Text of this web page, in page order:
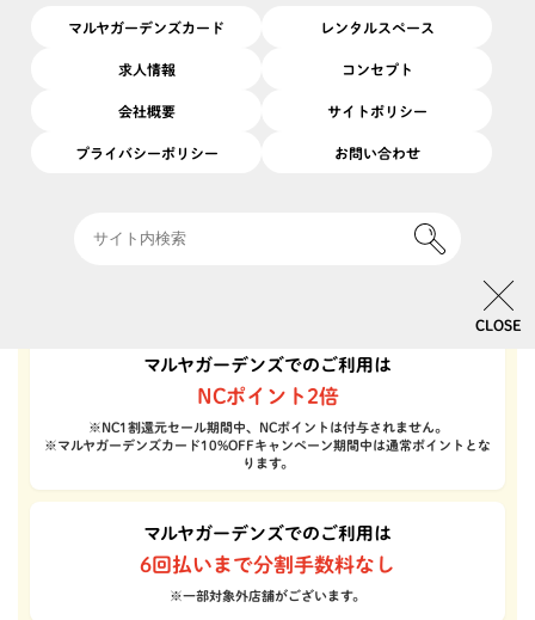
マルヤガーデンズカード レンタルスペース
求人情報 コンセプト
会社概要 サイトポリシー
プライバシーポリシー お問い合わせ
CLOSE
マルヤガーデンズカードご成約者様に
マルヤガーデンズお買物券
マルヤガーデンズでのご利用は
NCポイント2倍
※NC1割還元セール期間中、NCポイントは付与されません。
※マルヤガーデンズカード10%OFFキャンペーン期間中は通常ポイントとな
ります。
マルヤガーデンズでのご利用は
6回払いまで分割手数料なし
※一部対象外店舗がございます。